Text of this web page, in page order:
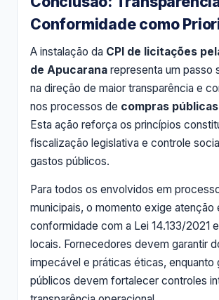
Conformidade como
A instalação da CPI de licitações
de Apucarana representa um passo
na direção de maior transparência e
nos processos de compras
Esta ação reforça os princípios
fiscalização legislativa e controle
gastos públicos.
Para todos os envolvidos em
municipais, o momento exige atenção
conformidade com a Lei 14.133/2021
locais. Fornecedores devem garantir
impecável e práticas éticas, enquanto
públicos devem fortalecer controles